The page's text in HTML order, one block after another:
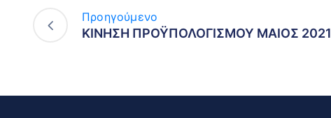
Προηγούμενο
ΚΙΝΗΣΗ ΠΡΟΫΠΟΛΟΓΙΣΜΟΥ ΜΑΙΟΣ 2021